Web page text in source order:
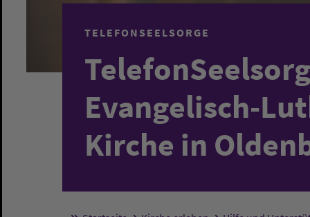
TELEFONSEELSORGE
Evangelisch-
Kirche in